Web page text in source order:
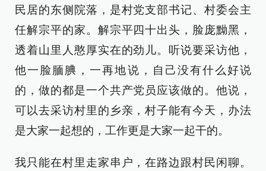
民居的东侧院落，是村党支部书记、村委会主
任解宗平的家。解宗平四十出头，脸庞黝黑，
透着山里人憨厚实在的劲儿。听说要采访他，
他一脸腼腆，一再地说，自己没有什么好说
的，做的都是一个共产党员应该做的。他说，
可以去采访村里的乡亲，村子能有今天，办法
是大家一起想的，工作更是大家一起干的。
我只能在村里走家串户，在路边跟村民闲聊。